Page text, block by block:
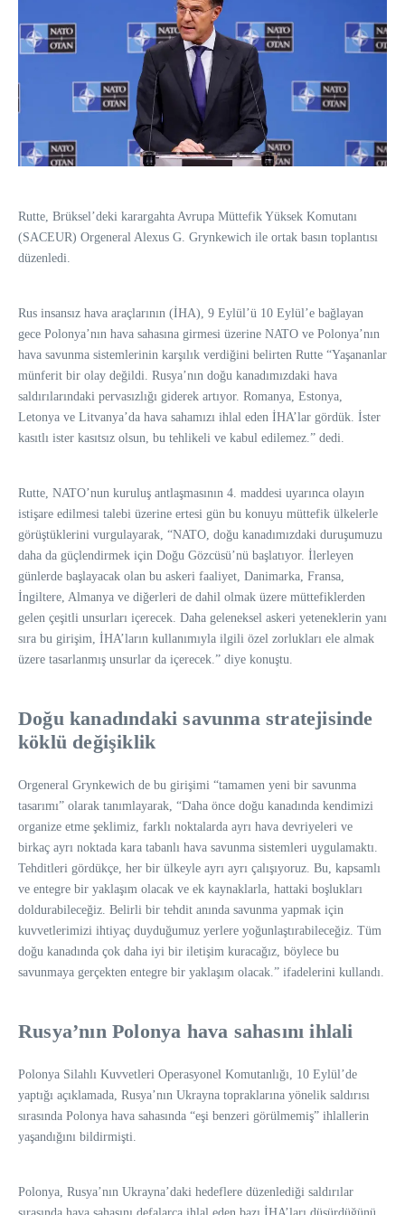
Rutte, Brüksel’deki karargahta Avrupa Müttefik Yüksek Komutanı
(SACEUR) Orgeneral Alexus G. Grynkewich ile ortak basın toplantısı
düzenledi.
Rus insansız hava araçlarının (İHA), 9 Eylül’ü 10 Eylül’e bağlayan
gece Polonya’nın hava sahasına girmesi üzerine NATO ve Polonya’nın
hava savunma sistemlerinin karşılık verdiğini belirten Rutte “Yaşananlar
münferit bir olay değildi. Rusya’nın doğu kanadımızdaki hava
saldırılarındaki pervasızlığı giderek artıyor. Romanya, Estonya,
Letonya ve Litvanya’da hava sahamızı ihlal eden İHA’lar gördük. İster
kasıtlı ister kasıtsız olsun, bu tehlikeli ve kabul edilemez.” dedi.
Rutte, NATO’nun kuruluş antlaşmasının 4. maddesi uyarınca olayın
istişare edilmesi talebi üzerine ertesi gün bu konuyu müttefik ülkelerle
görüştüklerini vurgulayarak, “NATO, doğu kanadımızdaki duruşumuzu
daha da güçlendirmek için Doğu Gözcüsü’nü başlatıyor. İlerleyen
günlerde başlayacak olan bu askeri faaliyet, Danimarka, Fransa,
İngiltere, Almanya ve diğerleri de dahil olmak üzere müttefiklerden
gelen çeşitli unsurları içerecek. Daha geleneksel askeri yeteneklerin yanı
sıra bu girişim, İHA’ların kullanımıyla ilgili özel zorlukları ele almak
üzere tasarlanmış unsurlar da içerecek.” diye konuştu.
Doğu kanadındaki savunma stratejisinde
köklü değişiklik
Orgeneral Grynkewich de bu girişimi “tamamen yeni bir savunma
tasarımı” olarak tanımlayarak, “Daha önce doğu kanadında kendimizi
organize etme şeklimiz, farklı noktalarda ayrı hava devriyeleri ve
birkaç ayrı noktada kara tabanlı hava savunma sistemleri uygulamaktı.
Tehditleri gördükçe, her bir ülkeyle ayrı ayrı çalışıyoruz. Bu, kapsamlı
ve entegre bir yaklaşım olacak ve ek kaynaklarla, hattaki boşlukları
doldurabileceğiz. Belirli bir tehdit anında savunma yapmak için
kuvvetlerimizi ihtiyaç duyduğumuz yerlere yoğunlaştırabileceğiz. Tüm
doğu kanadında çok daha iyi bir iletişim kuracağız, böylece bu
savunmaya gerçekten entegre bir yaklaşım olacak.” ifadelerini kullandı.
Rusya’nın Polonya hava sahasını ihlali
Polonya Silahlı Kuvvetleri Operasyonel Komutanlığı, 10 Eylül’de
yaptığı açıklamada, Rusya’nın Ukrayna topraklarına yönelik saldırısı
sırasında Polonya hava sahasında “eşi benzeri görülmemiş” ihlallerin
yaşandığını bildirmişti.
Polonya, Rusya’nın Ukrayna’daki hedeflere düzenlediği saldırılar
sırasında hava sahasını defalarca ihlal eden bazı İHA’ları düşürdüğünü